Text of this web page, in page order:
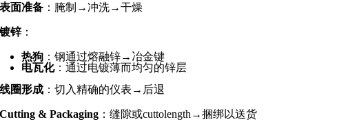
表面准备 ：腌制→冲洗→干燥
镀锌：
热狗 ：钢通过熔融锌→冶金键
电瓦化：通过电镀薄而均匀的锌层
线圈形成 ：切入精确的仪表→后退
Cutting & Packaging ：缝隙或cuttolength→捆绑以送货